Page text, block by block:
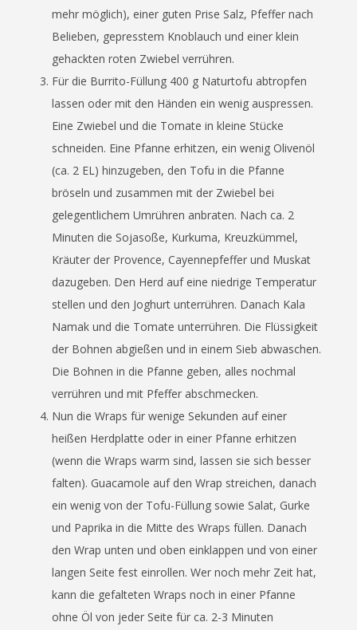
mehr möglich), einer guten Prise Salz, Pfeffer nach
Belieben, gepresstem Knoblauch und einer klein
gehackten roten Zwiebel verrühren.
Für die Burrito-Füllung 400 g Naturtofu abtropfen
lassen oder mit den Händen ein wenig auspressen.
Eine Zwiebel und die Tomate in kleine Stücke
schneiden. Eine Pfanne erhitzen, ein wenig Olivenöl
(ca. 2 EL) hinzugeben, den Tofu in die Pfanne
bröseln und zusammen mit der Zwiebel bei
gelegentlichem Umrühren anbraten. Nach ca. 2
Minuten die Sojasoße, Kurkuma, Kreuzkümmel,
Kräuter der Provence, Cayennepfeffer und Muskat
dazugeben. Den Herd auf eine niedrige Temperatur
stellen und den Joghurt unterrühren. Danach Kala
Namak und die Tomate unterrühren. Die Flüssigkeit
der Bohnen abgießen und in einem Sieb abwaschen.
Die Bohnen in die Pfanne geben, alles nochmal
verrühren und mit Pfeffer abschmecken.
Nun die Wraps für wenige Sekunden auf einer
heißen Herdplatte oder in einer Pfanne erhitzen
(wenn die Wraps warm sind, lassen sie sich besser
falten). Guacamole auf den Wrap streichen, danach
ein wenig von der Tofu-Füllung sowie Salat, Gurke
und Paprika in die Mitte des Wraps füllen. Danach
den Wrap unten und oben einklappen und von einer
langen Seite fest einrollen. Wer noch mehr Zeit hat,
kann die gefalteten Wraps noch in einer Pfanne
ohne Öl von jeder Seite für ca. 2-3 Minuten